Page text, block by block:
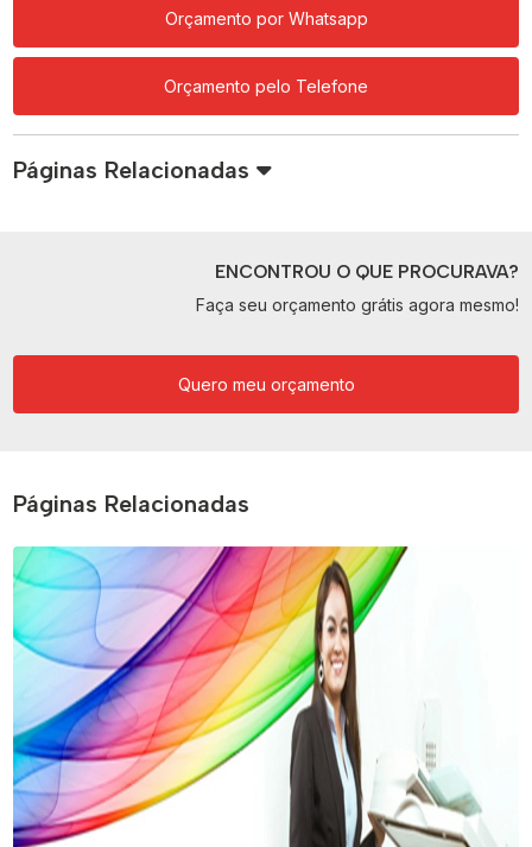
Orçamento por Whatsapp
Orçamento pelo Telefone
Páginas Relacionadas
ENCONTROU O QUE PROCURAVA?
Faça seu orçamento grátis agora mesmo!
Quero meu orçamento
Páginas Relacionadas